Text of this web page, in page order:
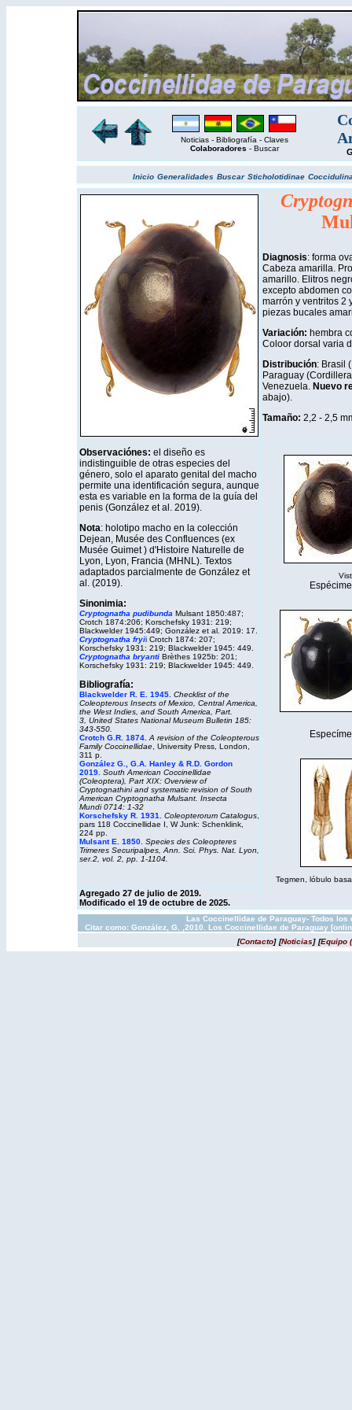
Noticias - Bibliografía - Claves
Colaboradores - Buscar
Inicio Generalidades Buscar Sticholotidinae
Diagnosis: forma
Cabeza amarilla.
amarillo. Elitros
excepto abdomen
marrón y ventritos 2
piezas bucales
Variación: hembra
Coloor dorsal varia
Distribución: Brasil
Paraguay
Venezuela. Nuevo
abajo).
Tamaño: 2,2 - 2,5
Observaciónes: el diseño es
indistinguible de otras especies del
género, solo el aparato genital del macho
permite una identificación segura, aunque
esta es variable en la forma de la guía del
penis (González et al. 2019).
Nota: holotipo macho en la colección
Dejean, Musée des Confluences (ex
Musée Guimet ) d'Histoire Naturelle de
Lyon, Lyon, Francia (MHNL). Textos
adaptados parcialmente de González et
al. (2019).
Sinonimia:
Cryptognatha pudibunda Mulsant 1850:487;
Crotch 1874:206; Korschefsky 1931: 219;
Blackwelder 1945:449; González et al. 2019: 17.
Cryptognatha fryii Crotch 1874: 207;
Korschefsky 1931: 219; Blackwelder 1945: 449.
Cryptognatha bryanti Brèthes 1925b: 201;
Korschefsky 1931: 219; Blackwelder 1945: 449.
Bibliografía:
Blackwelder R. E. 1945. Checklist of the
Coleopterous Insects of Mexico, Central America,
the West Indies, and South America, Part.
3, United States National Museum Bulletin 185:
343-550.
Crotch G.R. 1874. A revision of the Coleopterous
Family Coccinellidae , University Press, London,
311 p.
González G., G.A. Hanley & R.D. Gordon
2019. South American Coccinellidae
(Coleoptera), Part XIX: Overview of
Cryptognathini and systematic revision of South
American Cryptognatha Mulsant. Insecta
Mundi 0714: 1-32
Korschefsky R. 1931.
Coleopterorum Catalogus
pars 118 Coccinellidae I, W Junk: Schenklink,
224 pp.
Mulsant E. 1850. Species des Coleopteres
Trimeres Securipalpes, Ann. Sci. Phys. Nat. Lyon,
ser.2, vol. 2, pp. 1-1104.
Tegmen, lóbulo
Agregado 27 de julio de 2019.
Modificado el 19 de octubre de 2025.
Las Coccinellidae de Paraguay- Todos
Citar como: González, G. ,2010. Los Coccinellidae de Paraguay
[Contacto] [Noticias] [Equipo